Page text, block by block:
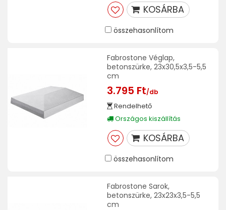
KOSÁRBA
összehasonlítom
Fabrostone Véglap,
betonszürke, 23x30,5x3,5-5,5
cm
3.795 Ft/db
Rendelhető
Országos kiszállítás
KOSÁRBA
összehasonlítom
Fabrostone Sarok,
betonszürke, 23x23x3,5-5,5
cm